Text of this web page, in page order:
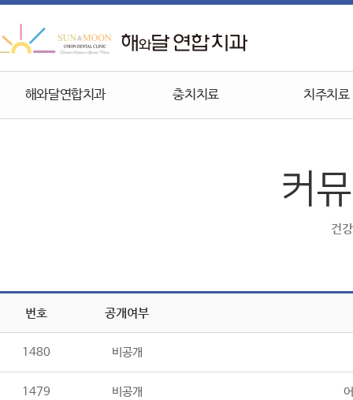
해와달연합치과 충치치료 치주치료
커
건
번호 공개여부
1480 비공개
1479 비공개